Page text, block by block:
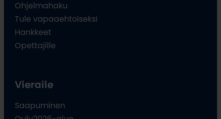
Ohjelmahaku
Tule vapaaehtoiseksi
Hankkeet
Opettajille
Vieraile
Saapuminen